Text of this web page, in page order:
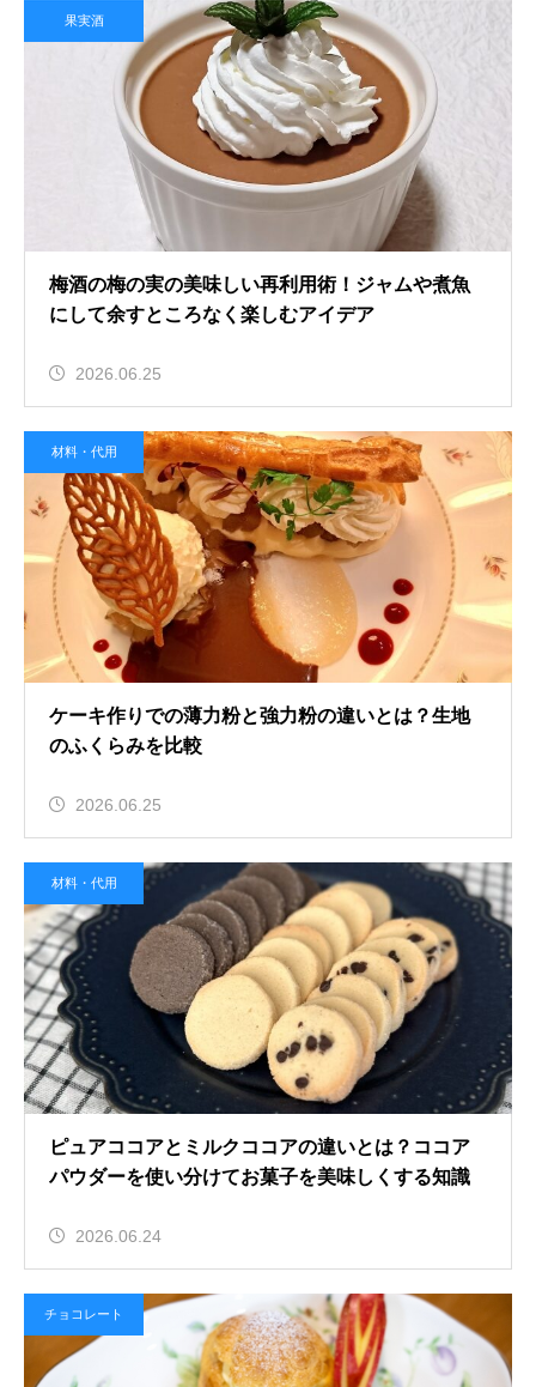
果実酒
梅酒の梅の実の美味しい再利用術！ジャムや煮魚
にして余すところなく楽しむアイデア
2026.06.25
材料・代用
ケーキ作りでの薄力粉と強力粉の違いとは？生地
のふくらみを比較
2026.06.25
材料・代用
ピュアココアとミルクココアの違いとは？ココア
パウダーを使い分けてお菓子を美味しくする知識
2026.06.24
チョコレート